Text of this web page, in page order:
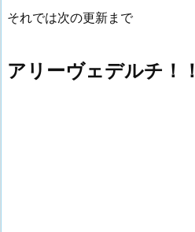
それでは次の更新まで
アリーヴェデルチ！！